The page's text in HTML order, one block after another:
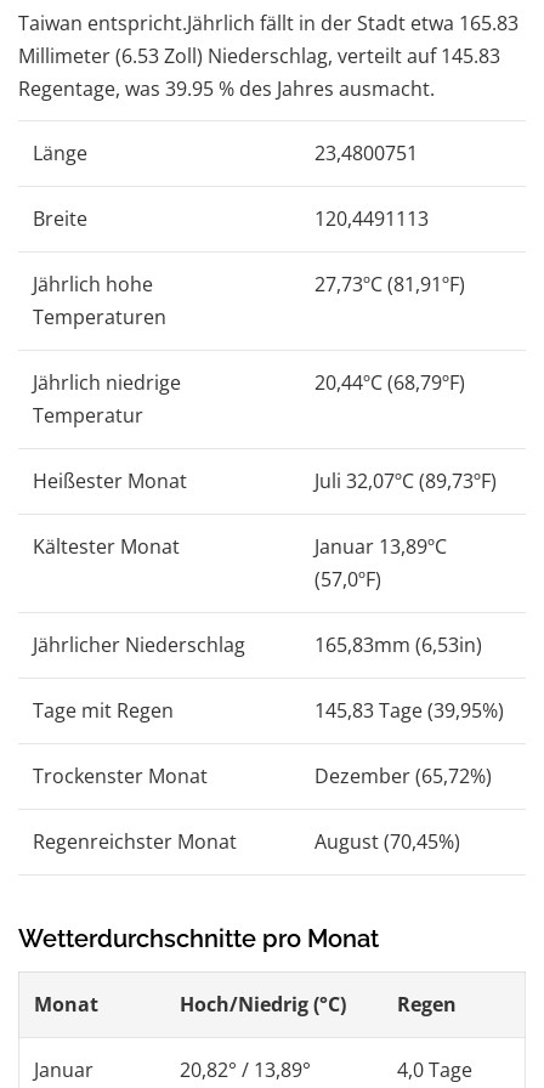
Taiwan entspricht.Jährlich fällt in der Stadt etwa 165.83
Millimeter (6.53 Zoll) Niederschlag, verteilt auf 145.83
Regentage, was 39.95 % des Jahres ausmacht.
Länge 23,4800751
Breite 120,4491113
Jährlich hohe
Temperaturen
27,73ºC (81,91ºF)
Jährlich niedrige
Temperatur
20,44ºC (68,79ºF)
Heißester Monat Juli 32,07ºC (89,73ºF)
Kältester Monat
Januar 13,89ºC
(57,0ºF)
Jährlicher Niederschlag 165,83mm (6,53in)
Tage mit Regen 145,83 Tage (39,95%)
Trockenster Monat Dezember (65,72%)
Regenreichster Monat August (70,45%)
Wetterdurchschnitte pro Monat
Monat Hoch/Niedrig (°C) Regen
Januar 20,82° / 13,89° 4,0 Tage